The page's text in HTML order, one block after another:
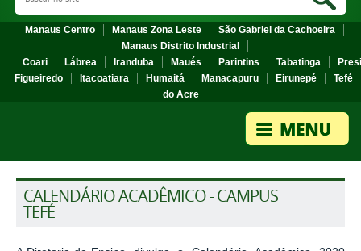
Manaus Centro Manaus Zona Leste
São Gabriel da Cachoeira
Manaus Distrito Industrial
Coari
Lábrea Iranduba Maués Parintins Tabatinga
Figueiredo
Itacoatiara Humaitá Manacapuru Eirunepé
Tefé
do Acre
CALENDÁRIO ACADÊMICO - CAMPUS
TEFÉ